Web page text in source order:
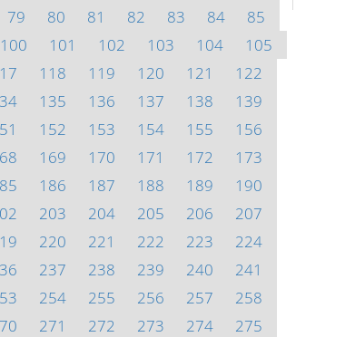
79 80 81 82 83 84
85
100 101 102 103 104
105
118 119 120 121
122
135 136 137 138
139
152 153 154 155
156
169 170 171 172
173
186 187 188 189
190
203 204 205 206
207
220 221 222 223
224
237 238 239 240
241
254 255 256 257
258
271 272 273 274 275